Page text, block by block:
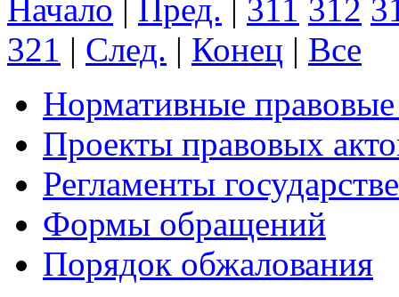
Начало Пред. 311 312
321 | След. | Конец | Все
Нормативные
Проекты правовых
Регламенты
Формы обращений
Порядок обжалования